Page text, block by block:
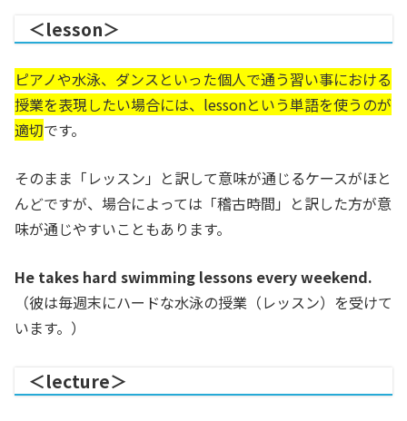
＜lesson＞
ピアノや水泳、ダンスといった個人で通う習い事における
授業を表現したい場合には、lessonという単語を使うのが
適切です。
そのまま「レッスン」と訳して意味が通じるケースがほと
んどですが、場合によっては「稽古時間」と訳した方が意
味が通じやすいこともあります。
He takes hard swimming lessons every weekend.
（彼は毎週末にハードな水泳の授業（レッスン）を受けて
います。）
＜lecture＞